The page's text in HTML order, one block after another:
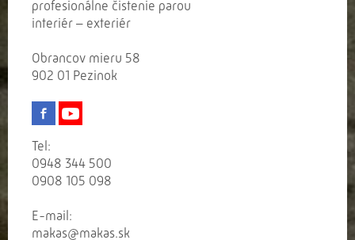
profesionálne čistenie parou
interiér – exteriér
Obrancov mieru 58
902 01 Pezinok
Tel:
0948 344 500
0908 105 098
E-mail:
makas@makas.sk